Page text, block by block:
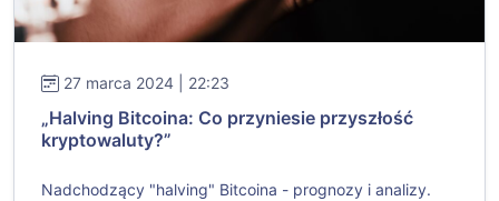
27 marca 2024 | 22:23
„Halving Bitcoina: Co przyniesie przyszłość
kryptowaluty?”
Nadchodzący "halving" Bitcoina - prognozy i analizy.